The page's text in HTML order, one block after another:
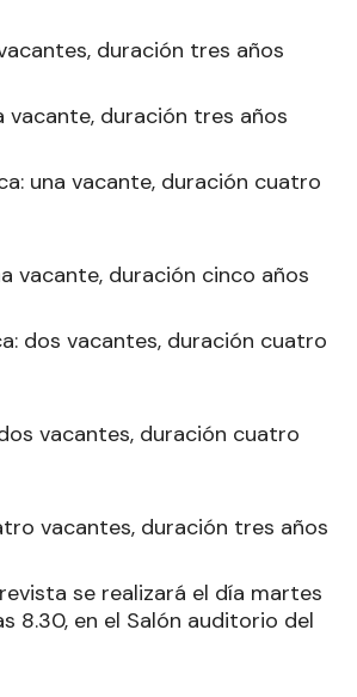
duración tres años
vacante, duración tres años
una vacante, duración cuatro
vacante, duración cinco años
dos vacantes, duración cuatro
vacantes, duración cuatro
vacantes, duración tres años
se realizará el día martes
8.30, en el Salón auditorio del